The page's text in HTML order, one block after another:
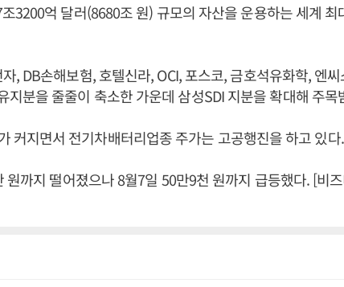
3200억 달러(8680조 원) 규모의 자산을 운용하는 세계 최
, DB손해보험, 호텔신라, OCI, 포스코, 금호석유화학, 엔
지분을 줄줄이 축소한 가운데 삼성SDI 지분을 확대해 주목
커지면서 전기차배터리업종 주가는 고공행진을 하고 있다.
원까지 떨어졌으나 8월7일 50만9천 원까지 급등했다. [비